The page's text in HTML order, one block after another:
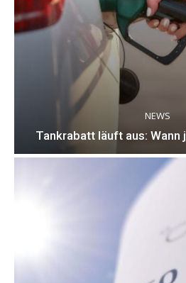
NEWS
Tankrabatt läuft aus: Wann